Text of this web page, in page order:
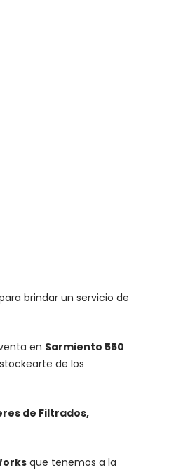
brindar un servicio de
en Sarmiento 550
de los
de Filtrados,
que tenemos a la